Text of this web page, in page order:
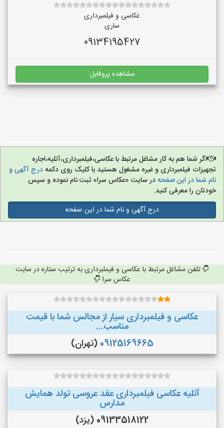
عکاسی و فیلمبرداری
ساری
09134195427
مشاهده پروفایل
اگر شما هم به کار مشاغل مرتبط با عکاسی،فیلمبرداری،آتلیه،اجاره
تجهیزات فیلمبرداری و غیره مشغول هستید با کلیک روی دکمهدرج آگهی و
نام شما در این صفحهدر سایت «عکاس سرا» ثبت نام نموده و سپس
خودتان را معرفی کنید.
درج آگهی و نام شما در این صفحه
تلفن مشاغل مرتبط با عکاسی و فیملبرداری به ترتیب ستاره در سایت
عکاس سرا
عکاسی و فیلمبرداری سیار از مجالس شما با قیمت
مناسب...
09125169665 (تهران)
آتلیه عکاسی فیلمبرداری عقد عروسی تولد همایش
مدارس
09133518122 (یزد)